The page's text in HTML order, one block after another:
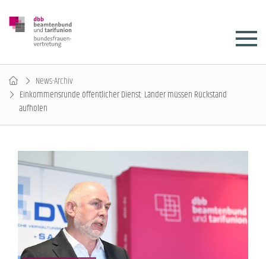
News-Archiv
Einkommensrunde öffentlicher Dienst: Länder müssen Rückstand
aufholen